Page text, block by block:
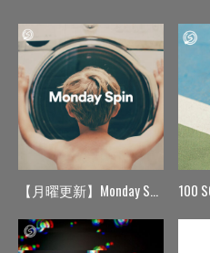
【月曜更新】Monday Spin 100